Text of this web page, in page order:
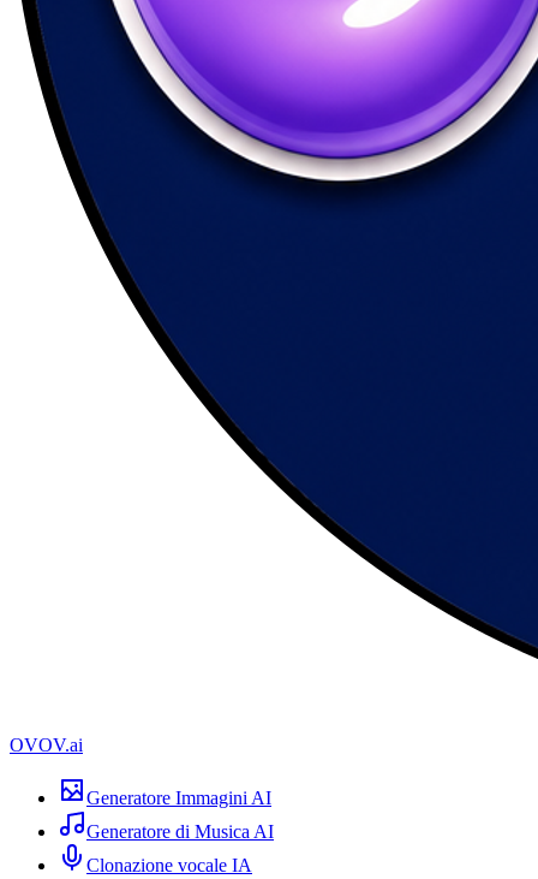
OVOV.ai
Generatore Immagini AI
Generatore di Musica AI
Clonazione vocale IA